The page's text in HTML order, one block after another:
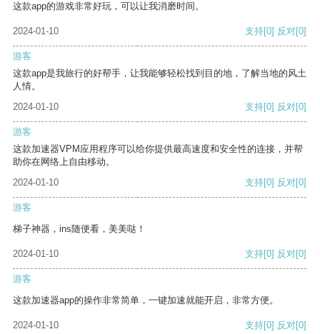
这款app的游戏非常好玩，可以让我消磨时间。
2024-01-10 支持[0] 反对[0]
游客
这款app是我旅行的好帮手，让我能够轻松找到目的地，了解当地的风土
人情。
2024-01-10
支持[0] 反对[0]
游客
这款加速器VPM应用程序可以给你提供最高速度和安全性的连接，并帮
助你在网络上自由移动。
2024-01-10
支持[0] 反对[0]
游客
梯子神器，ins随便看，美美哒！
2024-01-10 支持[0] 反对[0]
游客
这款加速器app的操作非常简单，一键加速就能开启，非常方便。
2024-01-10 支持[0] 反对[0]